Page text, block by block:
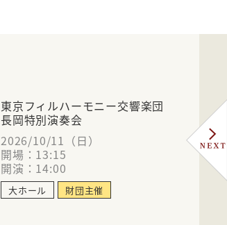
東京フィルハーモニー交響楽団
長岡特別演奏会
2026/10/11（日）
開場：13:15
開演：14:00
大ホール 財団主催